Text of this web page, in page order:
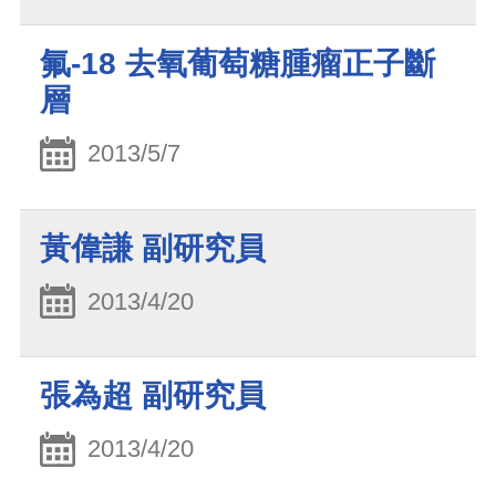
氟-18 去氧葡萄糖腫瘤正子斷
層
2013/5/7
黃偉謙 副研究員
2013/4/20
張為超 副研究員
2013/4/20